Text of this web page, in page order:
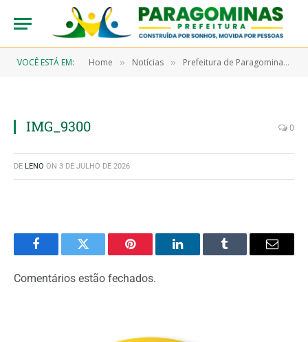
VOCÊ ESTÁ EM: Home » Notícias » Prefeitura de Paragominas realiza mais de 750 cirurgias oftalmológicas e reduz fila de espera por procedimentos
IMG_9300 0
DE LENO ON 3 DE JULHO DE 2026
FacebookTwitter Pinterest LinkedInTumblr Email
Comentários estão fechados.